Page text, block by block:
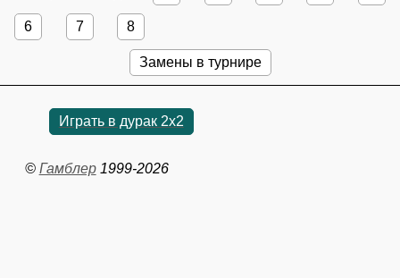
6 7 8
Замены в турнире
Играть в дурак 2х2
© Гамблер1999-2026